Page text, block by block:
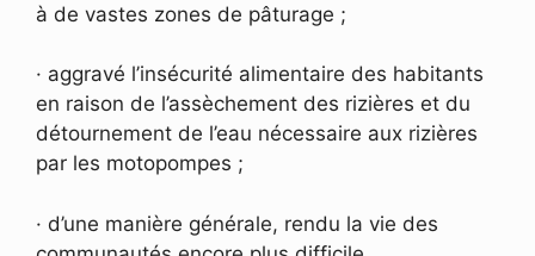
à de vastes zones de pâturage ;
· aggravé l’insécurité alimentaire des habitants
en raison de l’assèchement des rizières et du
détournement de l’eau nécessaire aux rizières
par les motopompes ;
· d’une manière générale, rendu la vie des